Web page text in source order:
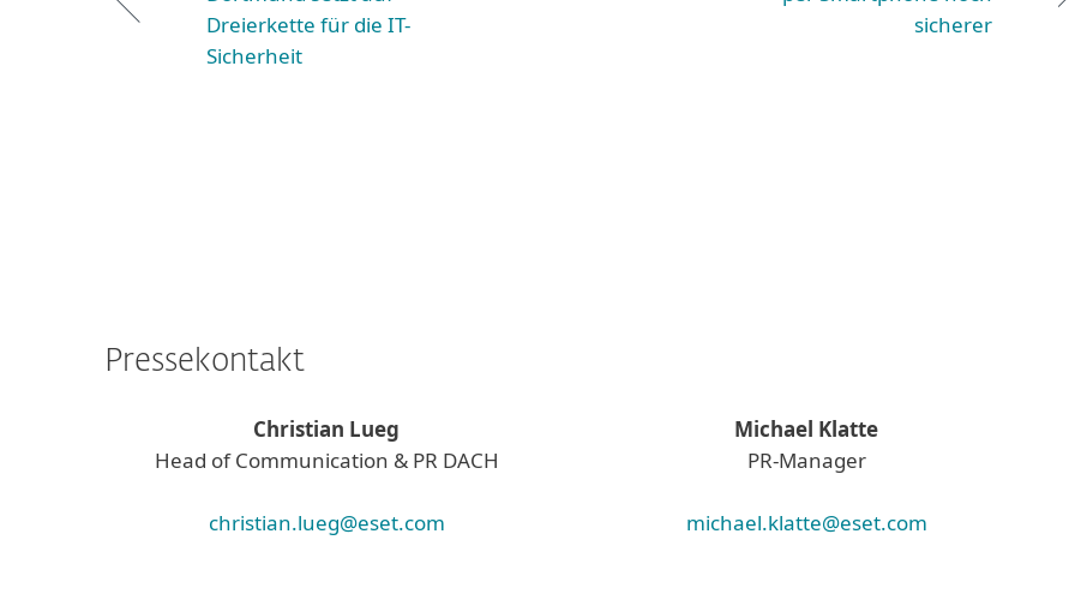
Dreierkette für die IT-
Sicherheit
sicherer
Pressekontakt
Christian Lueg
Head of Communication & PR DACH
christian.lueg@eset.com
Michael Klatte
PR-Manager
michael.klatte@eset.com